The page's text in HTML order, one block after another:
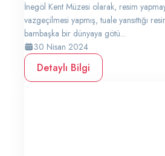
İnegöl Kent Müzesi olarak, resim
vazgeçilmesi yapmış, tuale yansıttığı
bambaşka bir dünyaya götü...
30 Nisan 2024
Detaylı Bilgi